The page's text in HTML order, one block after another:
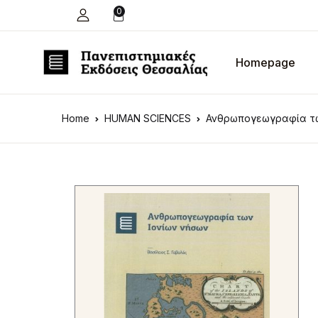
0
Homepage
Home HUMAN SCIENCES Ανθρωπογεωγραφία